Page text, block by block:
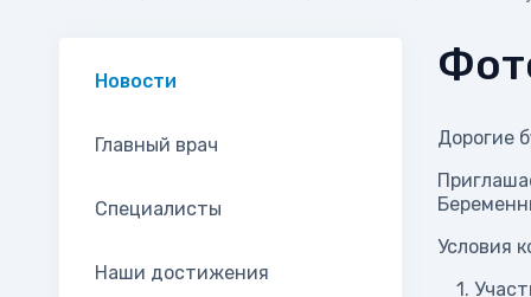
Новости
Главный врач
Специалисты
Наши достижения
Дорогие
Условия
1.